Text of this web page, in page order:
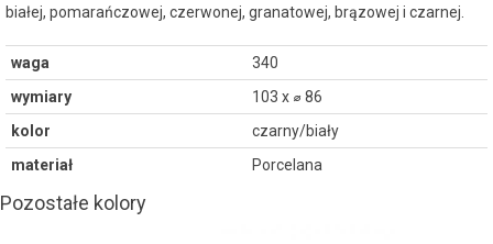
białej, pomarańczowej, czerwonej, granatowej, brązowej i czarnej.
waga
340
wymiary
103 x ⌀ 86
kolor
czarny/biały
materiał
Porcelana
Pozostałe kolory